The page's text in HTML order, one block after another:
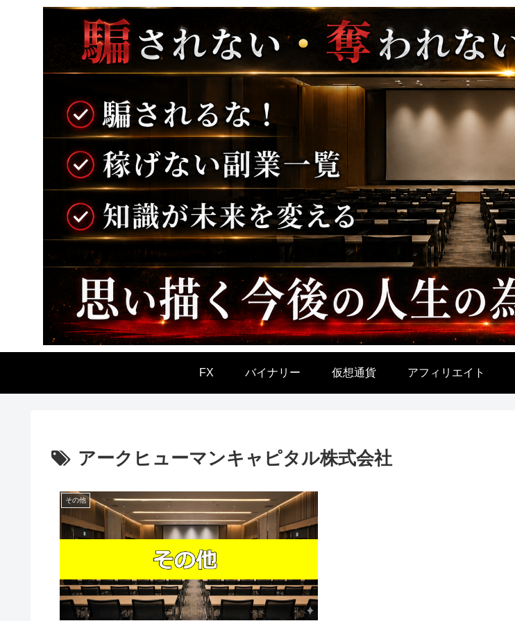
FX バイナリー 仮想通貨 アフィリエイト
アークヒューマンキャピタル株式会社
その他